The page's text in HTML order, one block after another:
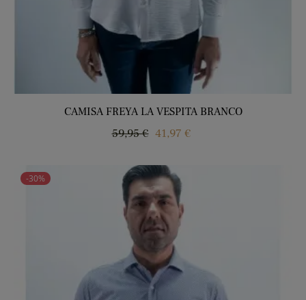
CAMISA FREYA LA VESPITA BRANCO
Regular
59,95 € Price
41,97 €
-30%